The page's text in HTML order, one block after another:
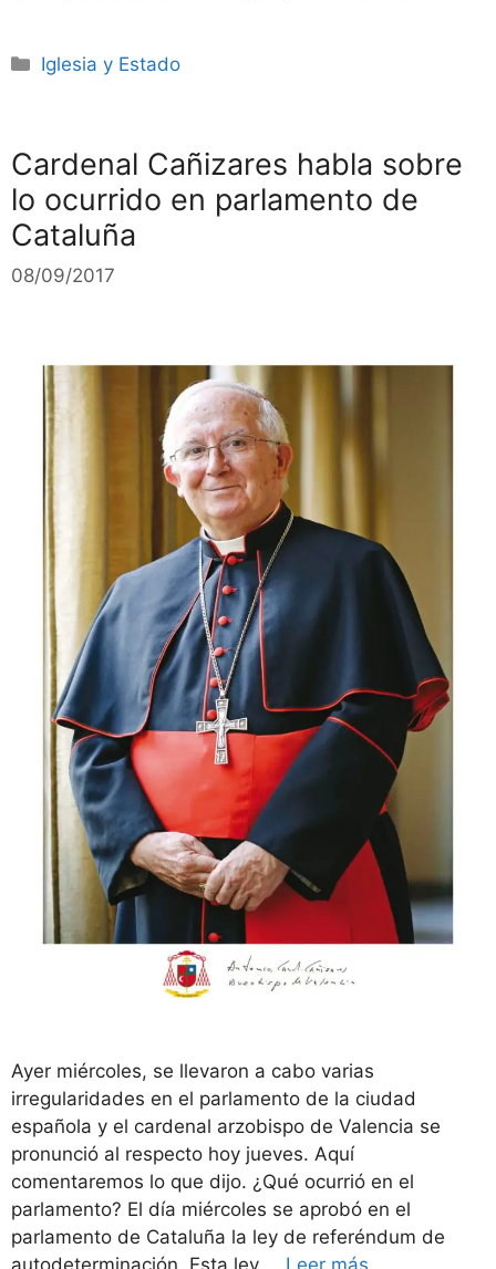
Categorías
Iglesia y Estado
Cardenal Cañizares habla sobre
lo ocurrido en parlamento de
Cataluña
08/09/2017
Ayer miércoles, se llevaron a cabo varias
irregularidades en el parlamento de la ciudad
española y el cardenal arzobispo de Valencia se
pronunció al respecto hoy jueves. Aquí
comentaremos lo que dijo. ¿Qué ocurrió en el
parlamento? El día miércoles se aprobó en el
parlamento de Cataluña la ley de referéndum de